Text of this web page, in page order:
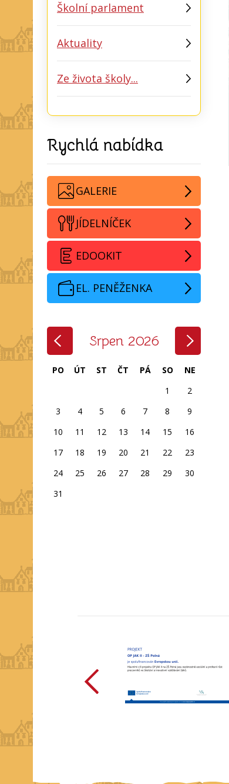
Školní parlament
Aktuality
Ze života školy...
Rychlá nabídka
GALERIE
JÍDELNÍČEK
EDOOKIT
EL. PENĚŽENKA
Srpen 2026
PO ÚT ST ČT PÁ SO
NE
1
2
3
4 5 6 7 8
9
10
11 12 13 14 15
16
17
18 19 20 21 22
23
24
25 26 27 28 29
30
31
předchozí